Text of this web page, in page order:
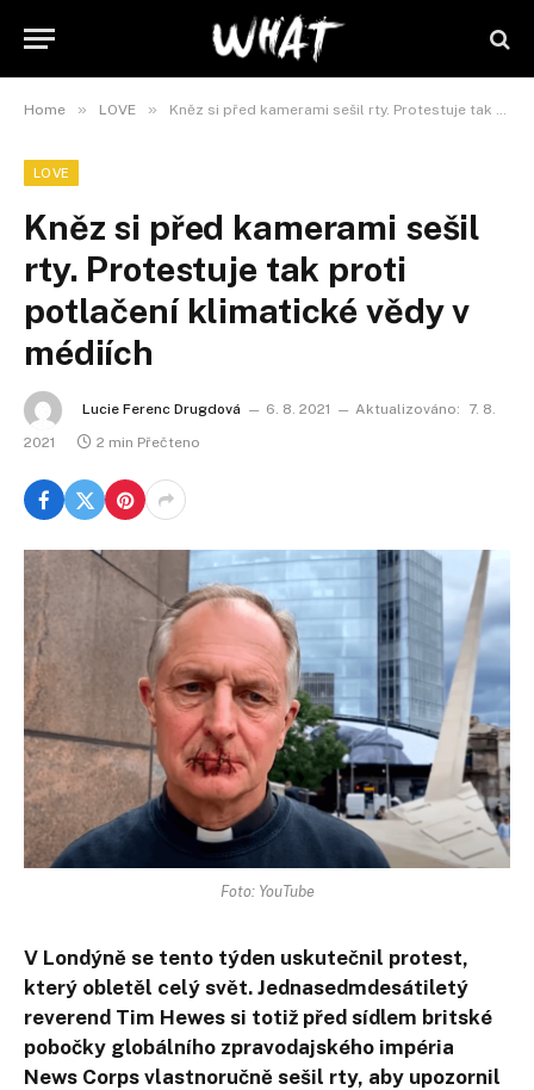
Home » LOVE » Kněz si před kamerami sešil rty. Protestuje tak proti potlačení klimatické vědy v médiích
LOVE
Kněz si před kamerami sešil
rty. Protestuje tak proti
potlačení klimatické vědy v
médiích
Lucie Ferenc Drugdová 6. 8. 2021 Aktualizováno:
7. 8.
2021
2 min Přečteno
Foto: YouTube
V Londýně se tento týden uskutečnil protest,
který obletěl celý svět. Jednasedmdesátiletý
reverend Tim Hewes si totiž před sídlem britské
pobočky globálního zpravodajského impéria
News Corps vlastnoručně sešil rty, aby upozornil